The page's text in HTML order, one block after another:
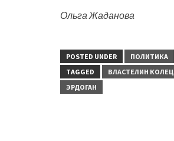
Ольга Жаданова
POSTED UNDER
ПОЛИТИКА
TAGGED
ВЛАСТЕЛИН КОЛЕЦ
ЭРДОГАН